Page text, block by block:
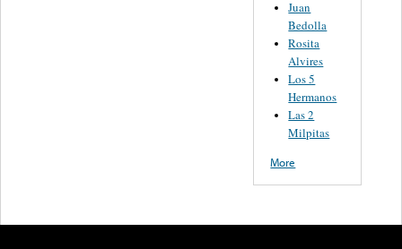
Juan
Bedolla
Rosita
Alvires
Los 5
Hermanos
Las 2
Milpitas
More